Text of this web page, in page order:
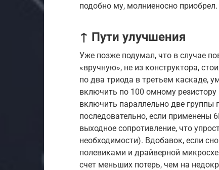
подобно му, молниеносно приобрел.
↑ Пути улучшения
Уже позже подумал, что в случае
«вручную», не из конструктора,
по два триода в третьем каскаде,
включить по 100 омному резистору
включить параллельно две группы
последовательно, если применены
выходное сопротивление, что
необходимости). Вдобавок, если
полевиками и драйверной
счет меньших потерь, чем на